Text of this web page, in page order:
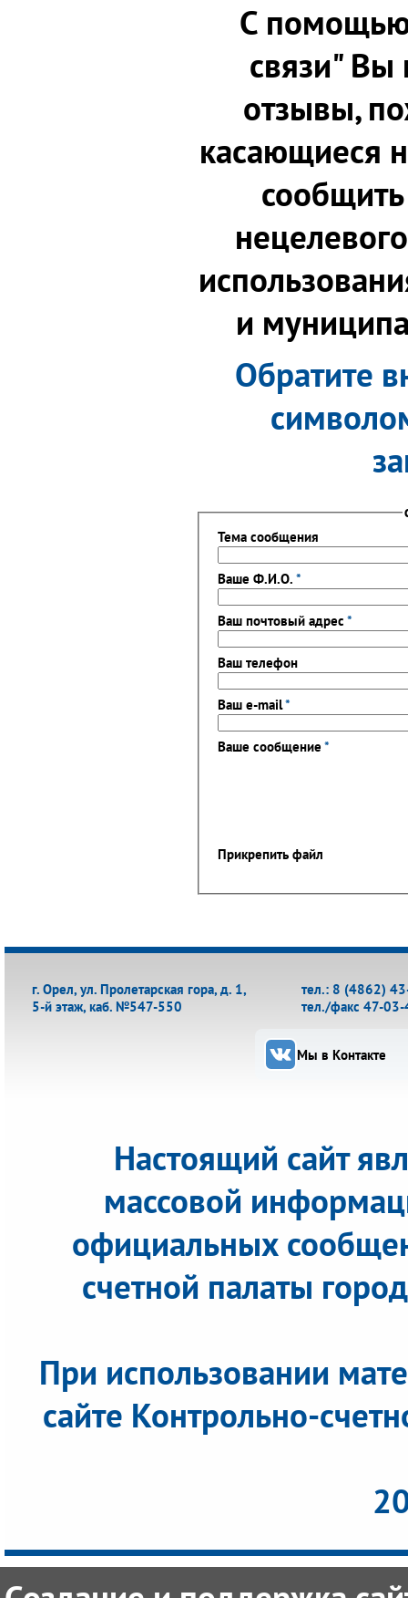
С
связи" Вы
отзывы,
касающиеся
и
Обратите
Тема сообщения
Ваше Ф.И.О. *
Ваш почтовый адрес *
Ваш телефон
Ваш e-mail*
Ваше сообщение *
Прикрепить файл
г. Орел, ул. Пролетарская гора, д. 1,
5-й этаж, каб. №547-550
тел.: 8 (4862)
тел./факс 47-
Мы в Контакте
Настоящий сайт
массовой
официальных
счетной палаты
При использовании
сайте Контрольно-